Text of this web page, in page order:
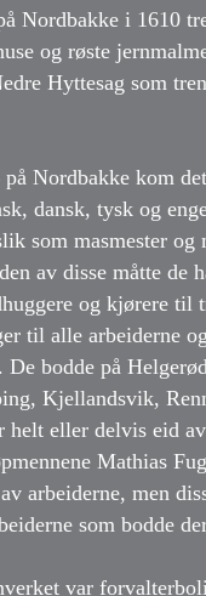
Nordbakke i 1610
og røste
Hyttesag som
Nordbakke kom
dansk, tysk og
som masmester og
av disse måtte de
og kjørere til
til alle arbeiderne
De bodde på
Kjellandsvik,
eller delvis eid
Mathias
arbeiderne, men
som bodde
var